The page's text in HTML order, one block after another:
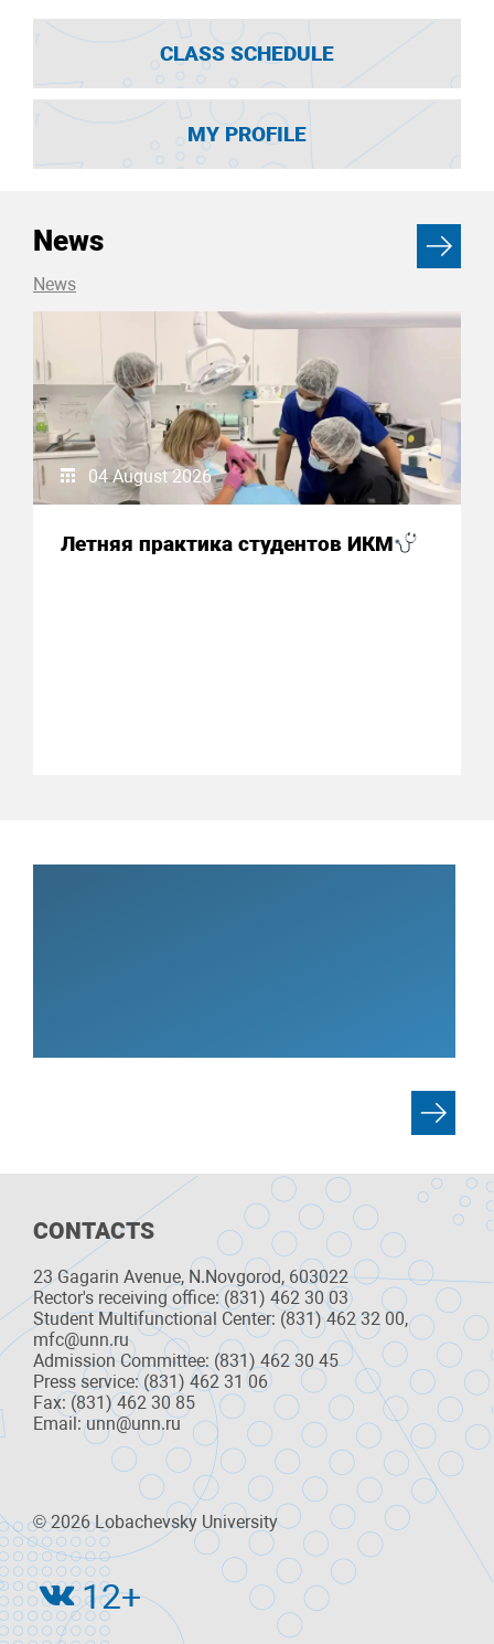
CLASS SCHEDULE
MY PROFILE
News
News
04 August 2026
Летняя практика студентов ИКМ
CONTACTS
23 Gagarin Avenue, N.Novgorod, 603022
Rector's receiving office: (831) 462 30 03
Student Multifunctional Center: (831) 462 32 00,
mfc@unn.ru
Admission Committee: (831) 462 30 45
Press service: (831) 462 31 06
Fax: (831) 462 30 85
Email: unn@unn.ru
© 2026 Lobachevsky University
12+